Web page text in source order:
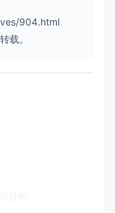
904.html
载。